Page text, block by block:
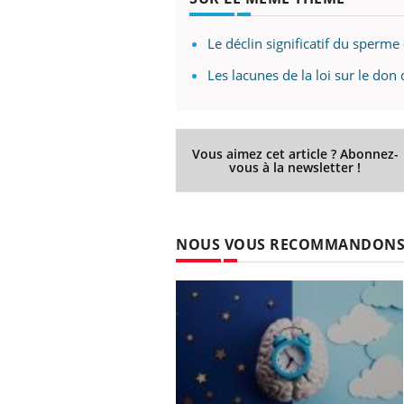
Le déclin significatif du sperme
Les lacunes de la loi sur le don
Vous aimez cet article ? Abonnez-
vous à la newsletter !
NOUS VOUS RECOMMANDONS